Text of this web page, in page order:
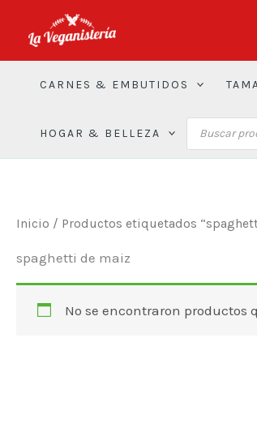
CARNES & EMBUTIDOS
HOGAR & BELLEZA
DE
PRODUCTOS
Inicio / Productos etiquetados
spaghetti de maiz
No se encontraron productos